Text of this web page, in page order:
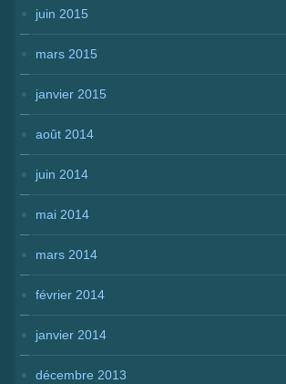
juin 2015
mars 2015
janvier 2015
août 2014
juin 2014
mai 2014
mars 2014
février 2014
janvier 2014
décembre 2013